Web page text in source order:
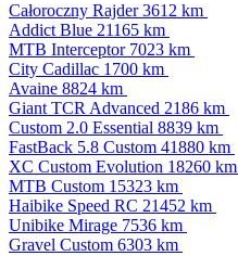
Całoroczny Rajder3612 km
Addict Blue 21165 km
MTB Interceptor 7023 km
City Cadillac 1700 km
Avaine 8824 km
Giant TCR Advanced 2186 km
Custom 2.0 Essential 8839 km
FastBack 5.8 Custom 41880 km
XC Custom Evolution 18260 km
MTB Custom 15323 km
Haibike Speed RC 21452 km
Unibike Mirage 7536 km
Gravel Custom 6303 km